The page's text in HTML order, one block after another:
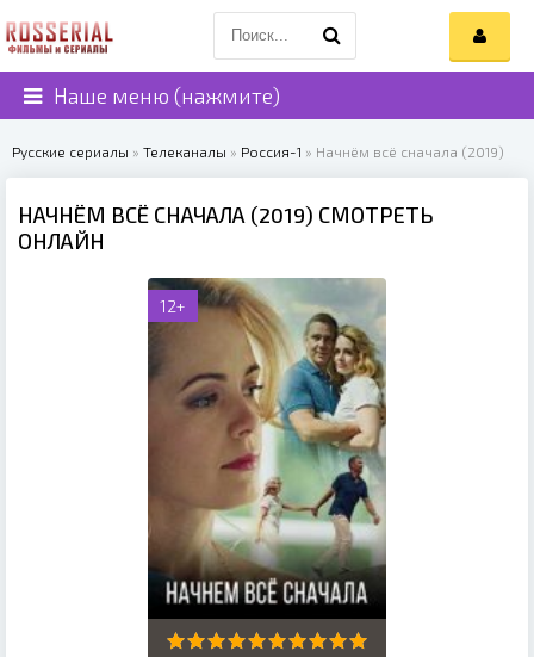
Наше меню (нажмите)
Русские сериалы » Телеканалы » Россия-1 » Начнём всё сначала (2019)
НАЧНЁМ ВСЁ СНАЧАЛА (2019) СМОТРЕТЬ
ОНЛАЙН
12+